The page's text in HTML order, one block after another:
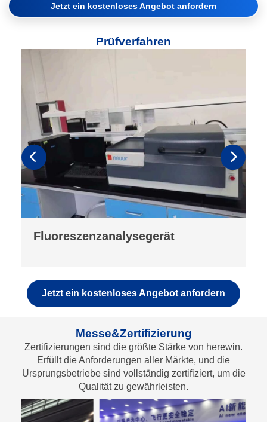
Jetzt ein kostenloses Angebot anfordern
Prüfverfahren
Fallprüfmaschine
Jetzt ein kostenloses Angebot anfordern
Messe&Zertifizierung
Zertifizierungen sind die größte Stärke von herewin.
Erfüllt die Anforderungen aller Märkte, und die
Ursprungsbetriebe sind vollständig zertifiziert, um die
Qualität zu gewährleisten.